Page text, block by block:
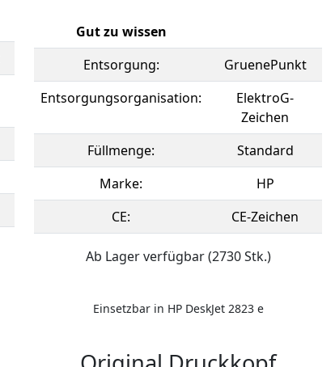
Gut zu wissen
Entsorgung:
GruenePunkt
Entsorgungsorganisation:
ElektroG-
Zeichen
Füllmenge:
Standard
Marke:
HP
CE:
CE-Zeichen
Ab Lager verfügbar (2730 Stk.)
Einsetzbar in HP DeskJet 2823 e